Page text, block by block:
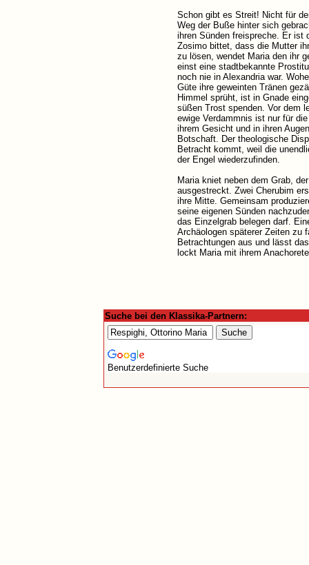
Schon gibt es Streit! Nicht für
Weg der Buße hinter sich
ihren Sünden freispreche. Er ist
Zosimo bittet, dass die Mutter
zu lösen, wendet Maria den ihr
einst eine stadtbekannte
noch nie in Alexandria war.
Güte ihre geweinten Tränen
Himmel sprüht, ist in Gnade
süßen Trost spenden. Vor dem
ewige Verdammnis ist nur für
ihrem Gesicht und in ihren
Botschaft. Der theologische
Betracht kommt, weil die
der Engel wiederzufinden.
Maria kniet neben dem Grab,
ausgestreckt. Zwei Cherubim
ihre Mitte. Gemeinsam
seine eigenen Sünden
das Einzelgrab belegen darf.
Archäologen späterer Zeiten zu
Betrachtungen aus und lässt
lockt Maria mit ihrem
Suche bei den Klassika-Partnern:
Benutzerdefinierte Suche